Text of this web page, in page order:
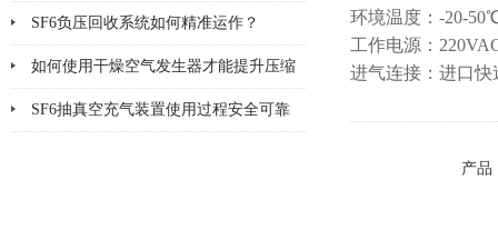
护
SF6负压回收系统如何精准运作？
如何使用干燥空气发生器才能提升压缩
空气的纯净度？
SF6抽真空充气装置使用过程安全可靠
环境温度：-20-
工作电源：
进气连接：进口快
产品